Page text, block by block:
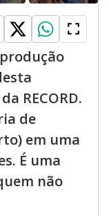
RECORD.
de
em uma
É uma
não